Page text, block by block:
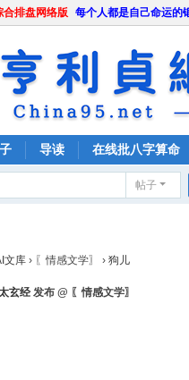
合排盘网络版 每个人都是自己命运的
导读 在线批八字算命
帖子
文库 › 〖情感文学〗 › 狗儿
玄经 发布 @ 〖情感文学〗